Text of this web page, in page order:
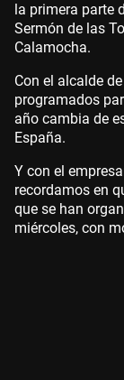
la primera parte
Sermón de las
Calamocha.
Con el alcalde
programados
año cambia de
España.
Y con el
recordamos en
que se han
miércoles, con